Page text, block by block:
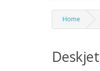
Home